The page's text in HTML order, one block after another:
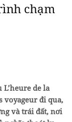
chạm
de la
voyageur đi qua,
và trái đất, nơi